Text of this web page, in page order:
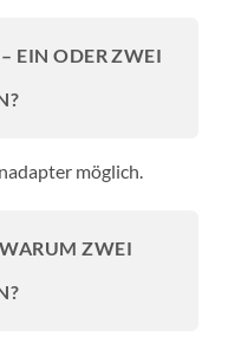
EIN ODER ZWEI
möglich.
ZWEI